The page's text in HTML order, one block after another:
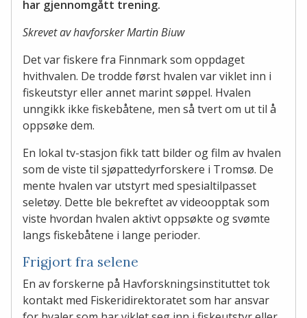
har gjennomgått trening.
Skrevet av havforsker Martin Biuw
Det var fiskere fra Finnmark som oppdaget
hvithvalen. De trodde først hvalen var viklet inn i
fiskeutstyr eller annet marint søppel. Hvalen
unngikk ikke fiskebåtene, men så tvert om ut til å
oppsøke dem.
En lokal tv-stasjon fikk tatt bilder og film av hvalen
som de viste til sjøpattedyrforskere i Tromsø. De
mente hvalen var utstyrt med spesialtilpasset
seletøy. Dette ble bekreftet av videoopptak som
viste hvordan hvalen aktivt oppsøkte og svømte
langs fiskebåtene i lange perioder.
Frigjort fra selene
En av forskerne på Havforskningsinstituttet tok
kontakt med Fiskeridirektoratet som har ansvar